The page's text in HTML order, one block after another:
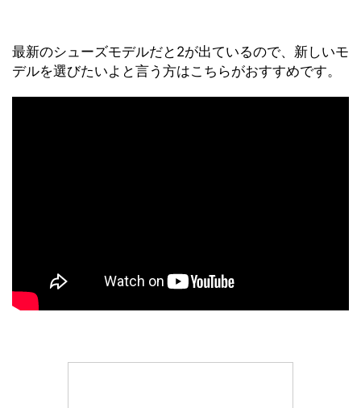
最新のシューズモデルだと2が出ているので、新しいモ
デルを選びたいよと言う方はこちらがおすすめです。